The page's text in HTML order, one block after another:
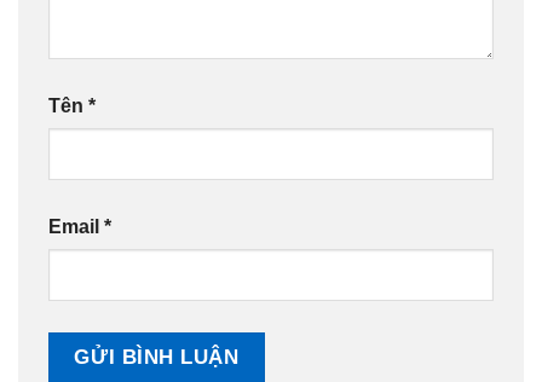
Tên *
Email *